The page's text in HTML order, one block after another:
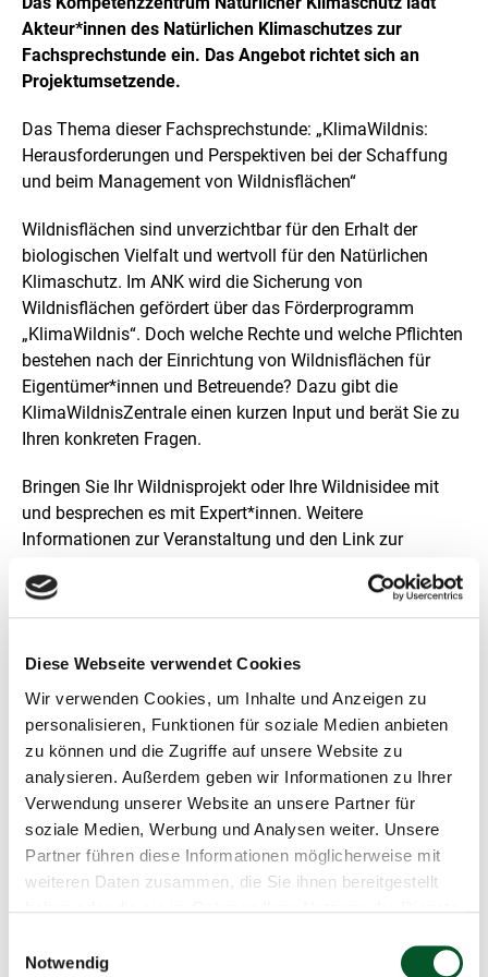
Diese Webseite verwendet Cookies
Wir verwenden Cookies, um Inhalte und Anzeigen zu
personalisieren, Funktionen für soziale Medien anbieten
zu können und die Zugriffe auf unsere Website zu
analysieren. Außerdem geben wir Informationen zu Ihrer
Verwendung unserer Website an unsere Partner für
soziale Medien, Werbung und Analysen weiter. Unsere
Partner führen diese Informationen möglicherweise mit
weiteren Daten zusammen, die Sie ihnen bereitgestellt
Notwendig
f
n
e
t
i
l
d
i
e
i
n
e
r
e
r
g
r
ö
e
r
t
e
D
a
r
u
g
f
n
Akteur*innen des Natürlichen Klimaschutzes zur
Fachsprechstunde ein. Das Angebot richtet sich an
Projektumsetzende.
Das Thema dieser Fachsprechstunde: „KlimaWildnis:
Herausforderungen und Perspektiven bei der Schaffung
und beim Management von Wildnisflächen“
Wildnisflächen sind unverzichtbar für den Erhalt der
biologischen Vielfalt und wertvoll für den Natürlichen
Klimaschutz. Im ANK wird die Sicherung von
Wildnisflächen gefördert über das Förderprogramm
„KlimaWildnis“. Doch welche Rechte und welche Pflichten
bestehen nach der Einrichtung von Wildnisflächen für
Eigentümer*innen und Betreuende? Dazu gibt die
KlimaWildnisZentrale einen kurzen Input und berät Sie zu
Ihren konkreten Fragen.
Bringen Sie Ihr Wildnisprojekt oder Ihre Wildnisidee mit
und besprechen es mit Expert*innen. Weitere
Informationen zur Veranstaltung und den Link zur
Schnellinfo
KNK: 3. KNK-Fachsprechstunde: „KlimaWildnis:
Herausforderungen und Perspektiven bei der
Schaffung und beim Management von
Kompetenzzentrum Natürlicher Klimaschutz